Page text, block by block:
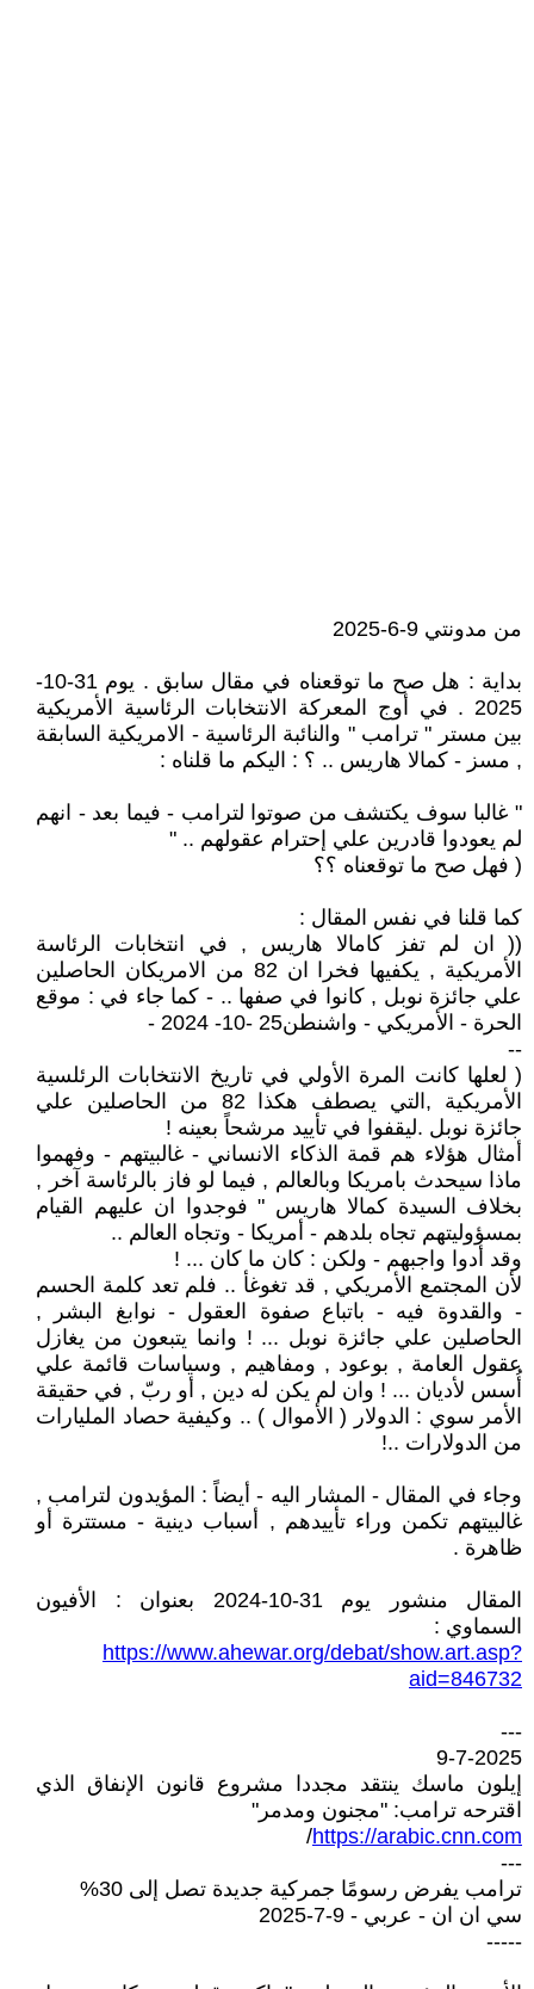
من مدونتي 9-6-2025
بداية : هل صح ما توقعناه في مقال سابق . يوم 31-10-
2025 . في أوج المعركة الانتخابات الرئاسية الأمريكية
بين مستر " ترامب " والنائبة الرئاسية - الامريكية السابقة
, مسز - كمالا هاريس .. ؟ : اليكم ما قلناه :
" غالبا سوف يكتشف من صوتوا لترامب - فيما بعد - انهم
لم يعودوا قادرين علي إحترام عقولهم .. "
( فهل صح ما توقعناه ؟؟
كما قلنا في نفس المقال :
(( ان لم تفز كامالا هاريس , في انتخابات الرئاسة
الأمريكية , يكفيها فخرا ان 82 من الامريكان الحاصلين
علي جائزة نوبل , كانوا في صفها .. - كما جاء في : موقع
الحرة - الأمريكي - واشنطن25 -10- 2024 -
--
( لعلها كانت المرة الأولي في تاريخ الانتخابات الرئلسية
الأمريكية ,التي يصطف هكذا 82 من الحاصلين علي
جائزة نوبل .ليقفوا في تأييد مرشحاً بعينه !
أمثال هؤلاء هم قمة الذكاء الانساني - غالبيتهم - وفهموا
ماذا سيحدث بامريكا وبالعالم , فيما لو فاز بالرئاسة آخر ,
بخلاف السيدة كمالا هاريس " فوجدوا ان عليهم القيام
بمسؤوليتهم تجاه بلدهم - أمريكا - وتجاه العالم ..
وقد أدوا واجبهم - ولكن : كان ما كان ... !
لأن المجتمع الأمريكي , قد تغوغأ .. فلم تعد كلمة الحسم
- والقدوة فيه - باتباع صفوة العقول - نوابغ البشر ,
الحاصلين علي جائزة نوبل ... ! وانما يتبعون من يغازل
عقول العامة , بوعود , ومفاهيم , وسياسات قائمة علي
أُسس لأديان ... ! وان لم يكن له دين , أو ربّ , في حقيقة
الأمر سوي : الدولار ( الأموال ) .. وكيفية حصاد المليارات
من الدولارات ..!
وجاء في المقال - المشار اليه - أيضاً : المؤيدون لترامب ,
غالبيتهم تكمن وراء تأييدهم , أسباب دينية - مستترة أو
ظاهرة .
المقال منشور يوم 31-10-2024 بعنوان : الأفيون
السماوي :
https://www.ahewar.org/debat/show.art.asp?
aid=846732
---
9-7-2025
إيلون ماسك ينتقد مجددا مشروع قانون الإنفاق الذي
اقترحه ترامب: "مجنون ومدمر"
https://arabic.cnn.com
/
---
ترامب يفرض رسومًا جمركية جديدة تصل إلى 30%
سي ان ان - عربي - 9-7-2025
-----